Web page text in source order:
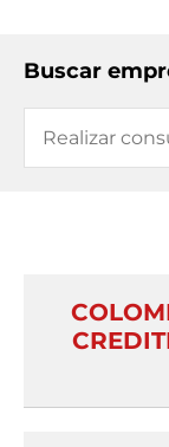
Buscar